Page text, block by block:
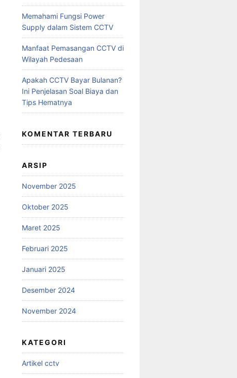
Memahami Fungsi Power
Supply dalam Sistem CCTV
Manfaat Pemasangan CCTV di
Wilayah Pedesaan
Apakah CCTV Bayar Bulanan?
Ini Penjelasan Soal Biaya dan
Tips Hematnya
KOMENTAR TERBARU
ARSIP
November 2025
Oktober 2025
Maret 2025
Februari 2025
Januari 2025
Desember 2024
November 2024
KATEGORI
Artikel cctv